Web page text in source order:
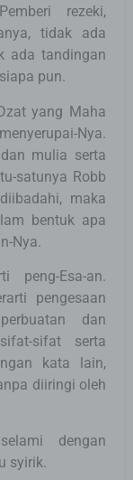
rezeki,
tidak ada
ada tandingan
pun.
yang Maha
Nya.
mulia serta
satunya Robb
maka
bentuk apa
Nya.
peng-Esa-an.
pengesaan
sifat serta
kata lain,
dengan
syirik.